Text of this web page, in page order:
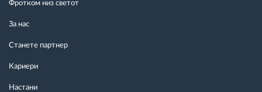
Фротком низ светот
За нас
Станете партнер
Кариери
Настани